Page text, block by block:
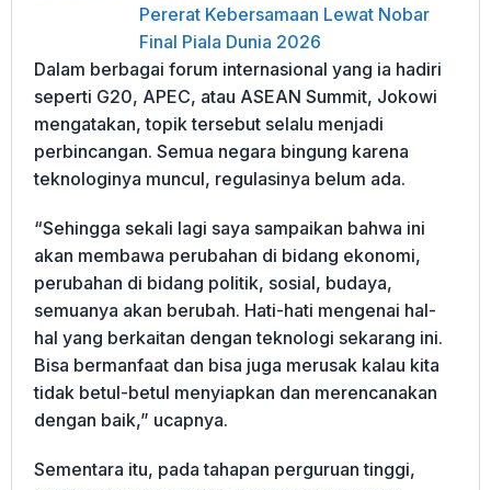
Pererat Kebersamaan Lewat Nobar
Final Piala Dunia 2026
Dalam berbagai forum internasional yang ia hadiri
seperti G20, APEC, atau ASEAN Summit, Jokowi
mengatakan, topik tersebut selalu menjadi
perbincangan. Semua negara bingung karena
teknologinya muncul, regulasinya belum ada.
“Sehingga sekali lagi saya sampaikan bahwa ini
akan membawa perubahan di bidang ekonomi,
perubahan di bidang politik, sosial, budaya,
semuanya akan berubah. Hati-hati mengenai hal-
hal yang berkaitan dengan teknologi sekarang ini.
Bisa bermanfaat dan bisa juga merusak kalau kita
tidak betul-betul menyiapkan dan merencanakan
dengan baik,” ucapnya.
Sementara itu, pada tahapan perguruan tinggi,